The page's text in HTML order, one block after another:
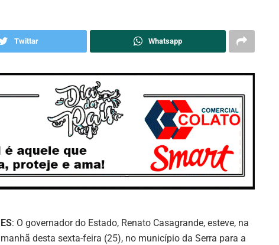
Twittar Whatsapp
ES: O governador do Estado, Renato Casagrande, esteve, na
manhã desta sexta-feira (25), no município da Serra para a